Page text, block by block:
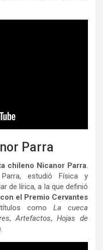
Parra
chileno Nicanor Parra.
estudió Física y
de lírica, a la que definió
el Premio Cervantes
como La cueca
,Artefactos, Hojas de
.